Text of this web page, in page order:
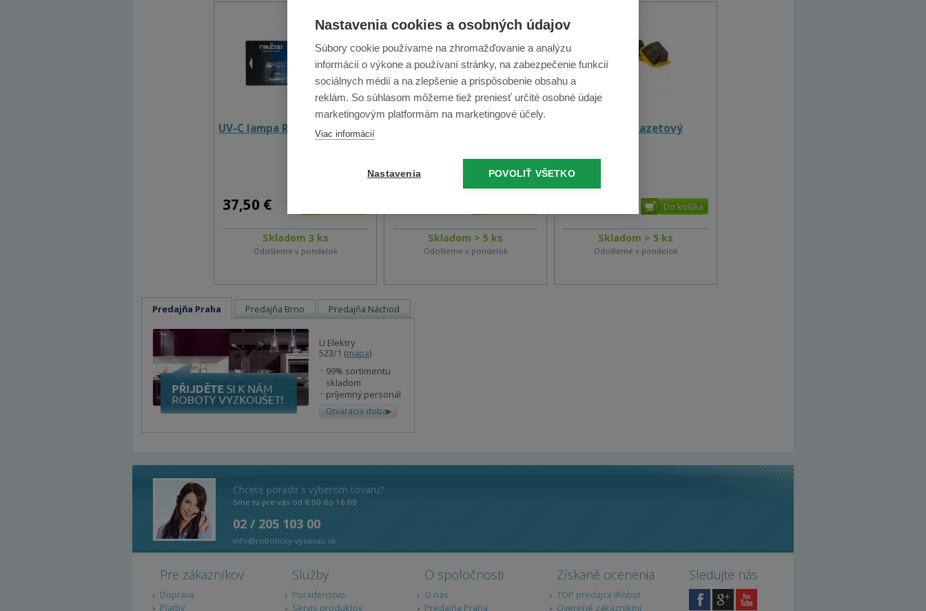
UV-C lampa Raycop Genie
37,50 €
Skladom 3 ks
Odošleme v pondelok
1 recenzia
Skladom > 5 ks
Odošleme v pondelok
Raycop Genie kazetový
Skladom > 5 ks
Odošleme v pondelok
Predajňa Praha Predajňa Brno Predajňa Náchod
U Elektry
523/1 (mapa)
99% sortimentu
skladom
príjemný personál
Otváracia doba
Chcete poradiť s výberom tovaru?
Sme tu pre vás od 8:00 do 16:00
02 / 205 103 00
info@roboticky-vysavac.sk
Pre zákazníkov
Doprava
Platby
Služby
Poradenstvo
Servis produktov
O spoločnosti
O nás
Predajňa Praha
Získané ocenenia
TOP predajca iRobot
Overené zákazníkmi
Sledujte nás
Nastavenia cookies a osobných údajov
Súbory cookie používame na zhromažďovanie a analýzu
informácií o výkone a používaní stránky, na zabezpečenie funkcií
sociálnych médií a na zlepšenie a prispôsobenie obsahu a
reklám. So súhlasom môžeme tiež preniesť určité osobné údaje
marketingovým platformám na marketingové účely.
Viac informácií
Nastavenia POVOLIŤ VŠETKO